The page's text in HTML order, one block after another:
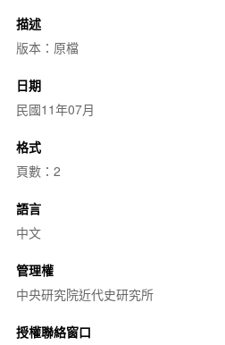
描述
版本：原檔
日期
民國11年07月
格式
頁數：2
語言
中文
管理權
中央研究院近代史研究所
授權聯絡窗口